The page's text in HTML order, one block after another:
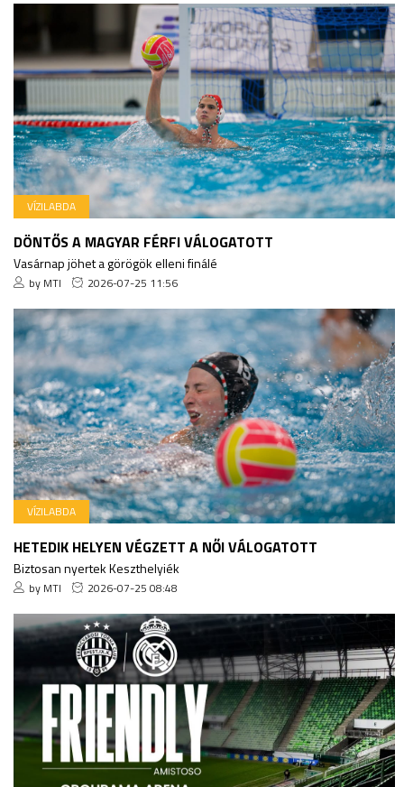
VÍZILABDA
DÖNTŐS A MAGYAR FÉRFI VÁLOGATOTT
Vasárnap jöhet a görögök elleni finálé
by MTI 2026-07-25 11:56
VÍZILABDA
HETEDIK HELYEN VÉGZETT A NŐI VÁLOGATOTT
Biztosan nyertek Keszthelyiék
by MTI 2026-07-25 08:48